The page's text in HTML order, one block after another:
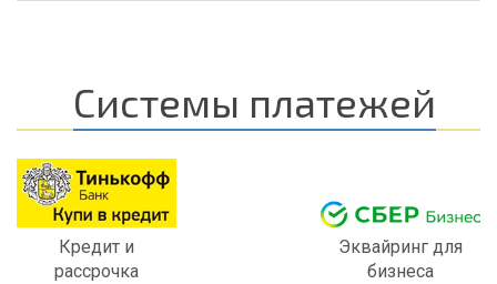
Системы платежей
Кредит и
рассрочка
Эквайринг для
бизнеса